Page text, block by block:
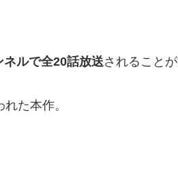
ネルで全20話放送されること
た本作。